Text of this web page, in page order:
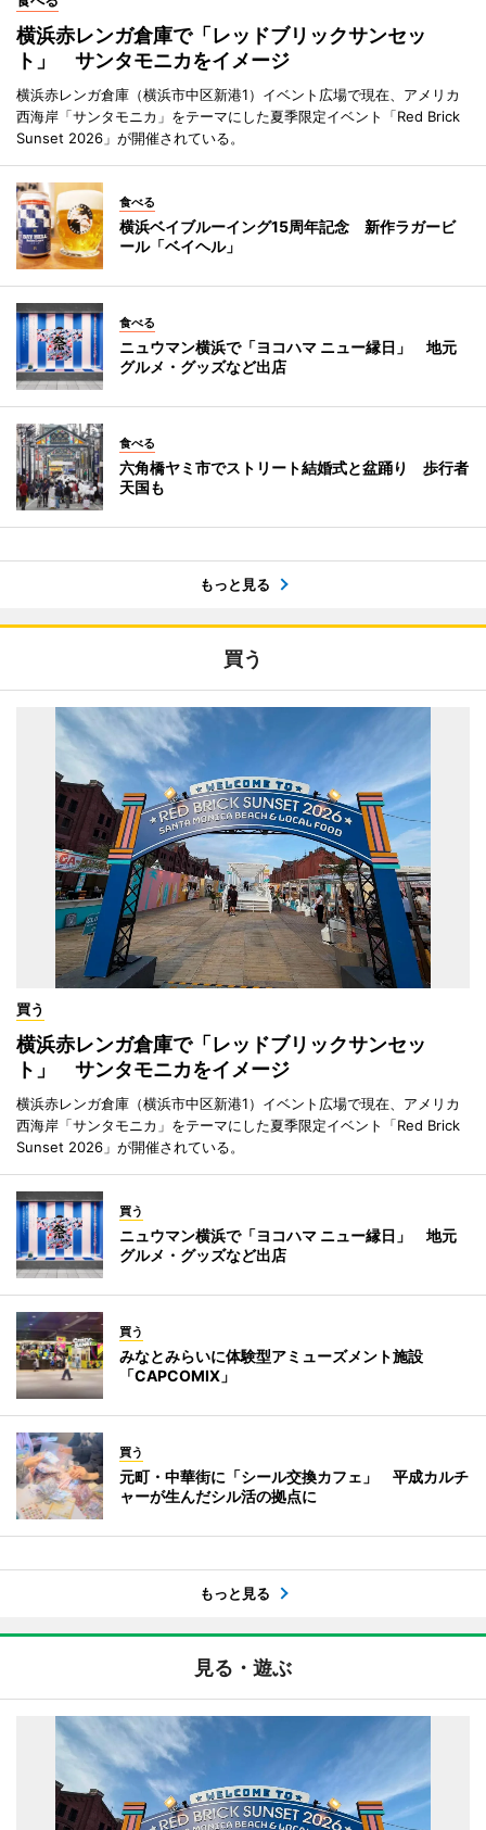
横浜赤レンガ倉庫で「レッドブリックサンセッ
ト」 サンタモニカをイメージ
横浜赤レンガ倉庫（横浜市中区新港1）イベント広場で現在、アメリカ
西海岸「サンタモニカ」をテーマにした夏季限定イベント「Red Brick
Sunset 2026」が開催されている。
食べる
横浜ベイブルーイング15周年記念 新作ラガービ
ール「ベイヘル」
食べる
ニュウマン横浜で「ヨコハマ ニュー縁日」 地元
グルメ・グッズなど出店
食べる
六角橋ヤミ市でストリート結婚式と盆踊り 歩行者
天国も
もっと見る
買う
買う
横浜赤レンガ倉庫で「レッドブリックサンセッ
ト」 サンタモニカをイメージ
横浜赤レンガ倉庫（横浜市中区新港1）イベント広場で現在、アメリカ
西海岸「サンタモニカ」をテーマにした夏季限定イベント「Red Brick
Sunset 2026」が開催されている。
買う
ニュウマン横浜で「ヨコハマ ニュー縁日」 地元
グルメ・グッズなど出店
買う
みなとみらいに体験型アミューズメント施設
「CAPCOMIX」
買う
元町・中華街に「シール交換カフェ」 平成カルチ
ャーが生んだシル活の拠点に
もっと見る
見る・遊ぶ